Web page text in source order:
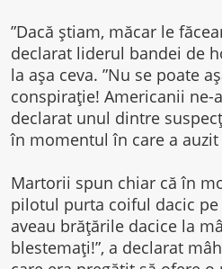
”Dacă știam, măcar le
declarat liderul bandei de
la așa ceva. ”Nu se poate
conspirație! Americanii ne-
declarat unul dintre
în momentul în care a auzit
Martorii spun chiar că în
pilotul purta coiful dacic
aveau brățările dacice la
blestemați!”, a declarat